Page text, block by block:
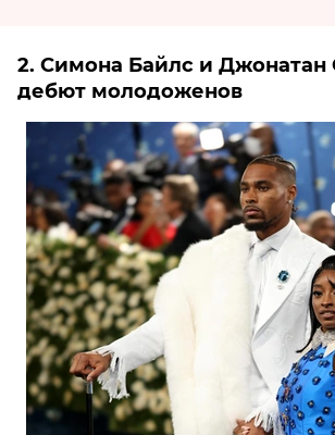
2. Симона Байлс и Джонатан
дебют молодоженов